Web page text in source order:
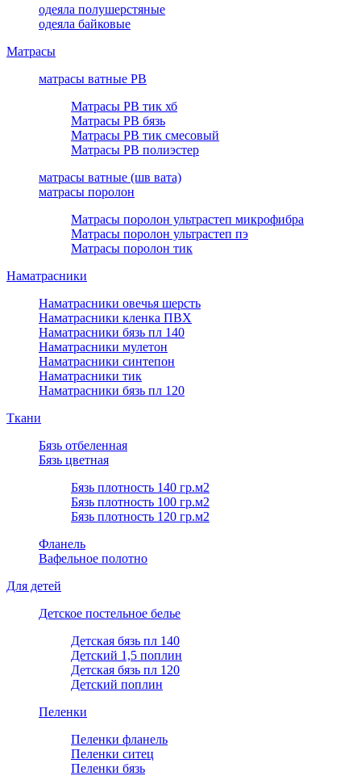
одеяла полушерстяные
одеяла байковые
Матрасы
матрасы ватные РВ
Матрасы РВ тик хб
Матрасы РВ бязь
Матрасы РВ тик смесовый
Матрасы РВ полиэстер
матрасы ватные (шв вата)
матрасы поролон
Матрасы поролон ультрастеп микрофибра
Матрасы поролон ультрастеп пэ
Матрасы поролон тик
Наматрасники
Наматрасники овечья шерсть
Наматрасники кленка ПВХ
Наматрасники бязь пл 140
Наматрасники мулетон
Наматрасники синтепон
Наматрасники тик
Наматрасники бязь пл 120
Ткани
Бязь отбеленная
Бязь цветная
Бязь плотность 140 гр.м2
Бязь плотность 100 гр.м2
Бязь плотность 120 гр.м2
Фланель
Вафельное полотно
Для детей
Детское постельное белье
Детская бязь пл 140
Детский 1,5 поплин
Детская бязь пл 120
Детский поплин
Пеленки
Пеленки фланель
Пеленки ситец
Пеленки бязь